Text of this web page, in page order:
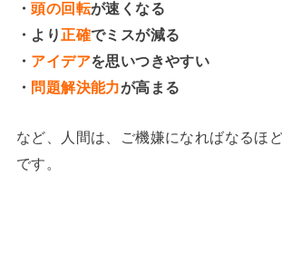
・頭の回転が速くなる
・より 正確でミスが減る
・ アイデアを思いつきやすい
・ 問題解決能力が高まる
など、人間は、ご機嫌になればなるほ
です。